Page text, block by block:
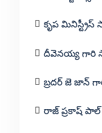
కృప మినిస్ట్రీస్
దీవెనయ్య గారి
బ్రదర్ జె జాన్
రాజ్ ప్రకాష్ పాల్